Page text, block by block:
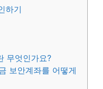
하기
무엇인가요?
보안계좌를 어떻게